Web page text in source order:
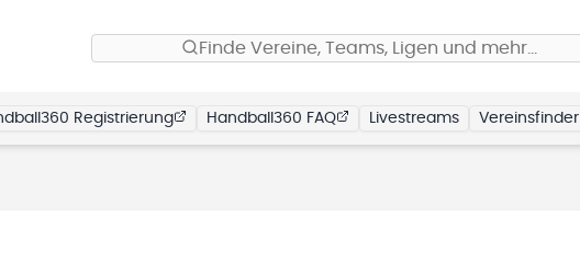
Finde Vereine, Teams, Ligen und mehr…
Registrierung Handball360 FAQ Livestreams Vereinsfinder